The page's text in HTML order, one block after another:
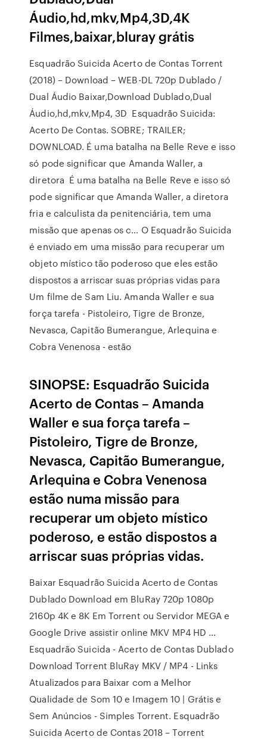
Áudio,hd,mkv,Mp4,3D,4K
Filmes,baixar,bluray grátis
Esquadrão Suicida Acerto de Contas Torrent
(2018) – Download – WEB-DL 720p Dublado /
Dual Áudio Baixar,Download Dublado,Dual
Áudio,hd,mkv,Mp4, 3D Esquadrão Suicida:
Acerto De Contas. SOBRE; TRAILER;
DOWNLOAD. É uma batalha na Belle Reve e isso
só pode significar que Amanda Waller, a
diretora É uma batalha na Belle Reve e isso só
pode significar que Amanda Waller, a diretora
fria e calculista da penitenciária, tem uma
missão que apenas os c… O Esquadrão Suicida
é enviado em uma missão para recuperar um
objeto místico tão poderoso que eles estão
dispostos a arriscar suas próprias vidas para
Um filme de Sam Liu. Amanda Waller e sua
força tarefa - Pistoleiro, Tigre de Bronze,
Nevasca, Capitão Bumerangue, Arlequina e
Cobra Venenosa - estão
SINOPSE: Esquadrão Suicida
Acerto de Contas – Amanda
Waller e sua força tarefa –
Pistoleiro, Tigre de Bronze,
Nevasca, Capitão Bumerangue,
Arlequina e Cobra Venenosa
estão numa missão para
recuperar um objeto místico
poderoso, e estão dispostos a
arriscar suas próprias vidas.
Baixar Esquadrão Suicida Acerto de Contas
Dublado Download em BluRay 720p 1080p
2160p 4K e 8K Em Torrent ou Servidor MEGA e
Google Drive assistir online MKV MP4 HD …
Esquadrão Suicida - Acerto de Contas Dublado
Download Torrent BluRay MKV / MP4 - Links
Atualizados para Baixar com a Melhor
Qualidade de Som 10 e Imagem 10 | Grátis e
Sem Anúncios - Simples Torrent. Esquadrão
Suicida Acerto de Contas 2018 – Torrent